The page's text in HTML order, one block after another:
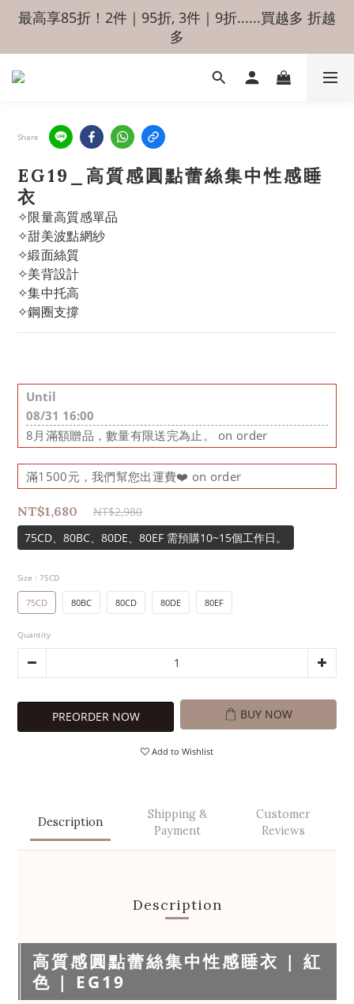
最高享85折！2件｜95折, 3件｜9折......買越多 折越
多
Share
EG19_高質感圓點蕾絲集中性感睡
衣
✧限量高質感單品
✧甜美波點網紗
✧緞面絲質
✧美背設計
✧集中托高
✧鋼圈支撐
Until
08/31 16:00
8月滿額贈品，數量有限送完為止。 on order
滿1500元，我們幫您出運費❤️ on order
NT$1,680
NT$2,980
75CD、80BC、80DE、80EF 需預購10~15個工作日。
Size : 75CD
75CD 80BC 80CD 80DE 80EF
Quantity
PREORDER NOW BUY NOW
Add to Wishlist
Description
Shipping &
Payment
Customer
Reviews
Description
高質感圓點蕾絲集中性感睡衣 | 紅
色 | EG19